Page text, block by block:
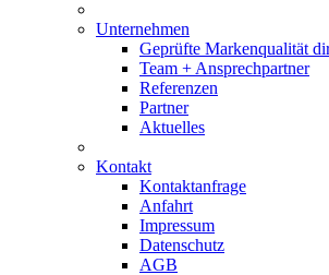
Unternehmen
Geprüfte Markenqualität
Team + Ansprechpartner
Referenzen
Partner
Aktuelles
Kontakt
Kontaktanfrage
Anfahrt
Impressum
Datenschutz
AGB